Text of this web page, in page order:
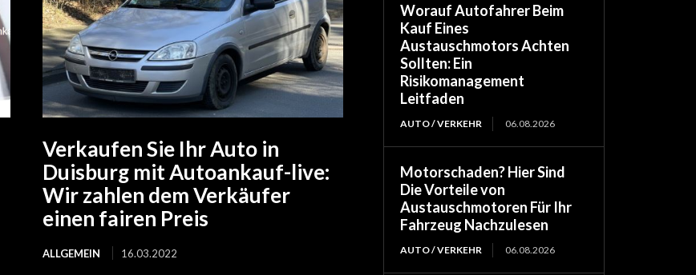
Verkaufen Sie Ihr Auto in
Duisburg mit Autoankauf-live:
Wir zahlen dem Verkäufer
einen fairen Preis
ALLGEMEIN 16.03.2022
Worauf Autofahrer Beim
Kauf Eines
Austauschmotors Achten
Sollten: Ein
Risikomanagement
Leitfaden
AUTO / VERKEHR 06.08.2026
Motorschaden? Hier Sind
Die Vorteile von
Austauschmotoren Für Ihr
Fahrzeug Nachzulesen
AUTO / VERKEHR 06.08.2026